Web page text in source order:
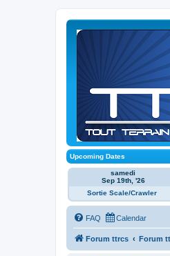
Upcoming Dates
samedi
Sep 19th, '26
Sortie Scale/Crawler
FAQ Calendar
Forum ttrcs Forum